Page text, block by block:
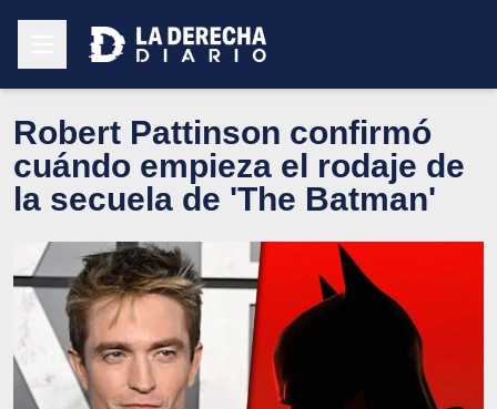
Robert Pattinson confirmó
cuándo empieza el rodaje de
la secuela de 'The Batman'